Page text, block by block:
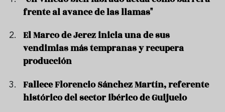
frente al avance de las llamas"
El Marco de Jerez inicia una de sus
vendimias más tempranas y recupera
producción
Fallece Florencio Sánchez Martín, referente
histórico del sector ibérico de Guijuelo